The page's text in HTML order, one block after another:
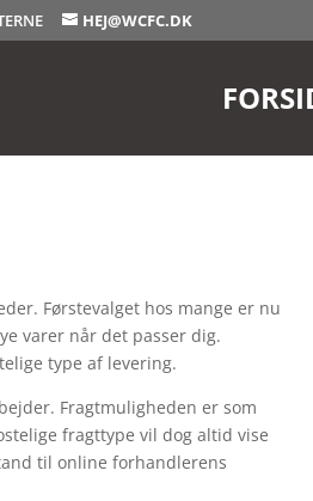
HEJ@WCFC.DK
Førstevalget hos mange er nu
varer når det passer dig.
type af levering.
Fragtmuligheden er som
fragttype vil dog altid vise
til online forhandlerens